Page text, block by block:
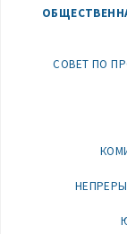
СОВЕТ ПО